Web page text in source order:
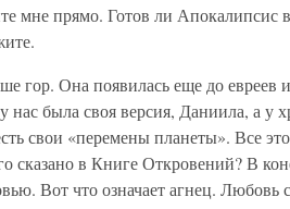
мне прямо. Готов ли Апокалипсис
гор. Она появилась еще до евреев
нас была своя версия, Даниила, а у
свои «перемены планеты». Все
сказано в Книге Откровений? В
Вот что означает агнец. Любовь